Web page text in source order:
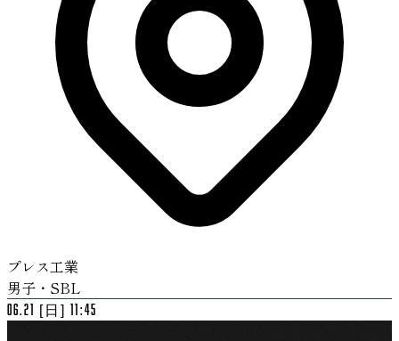
プレス工業
男子・SBL
06.21 [日] 11:45